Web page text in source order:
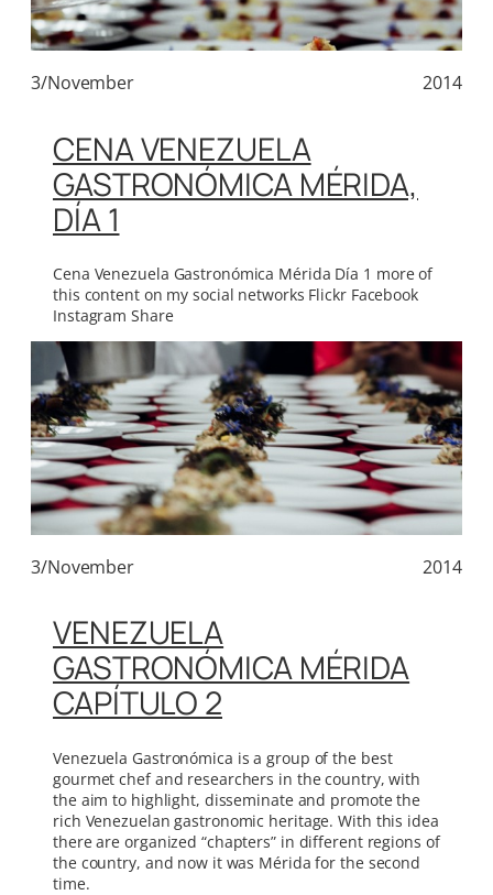
3/November 2014
CENA VENEZUELA
GASTRONÓMICA MÉRIDA,
DÍA 1
Cena Venezuela Gastronómica Mérida Día 1 more of
this content on my social networks Flickr Facebook
Instagram Share
3/November 2014
VENEZUELA
GASTRONÓMICA MÉRIDA
CAPÍTULO 2
Venezuela Gastronómica is a group of the best
gourmet chef and researchers in the country, with
the aim to highlight, disseminate and promote the
rich Venezuelan gastronomic heritage. With this idea
there are organized “chapters” in different regions of
the country, and now it was Mérida for the second
time.